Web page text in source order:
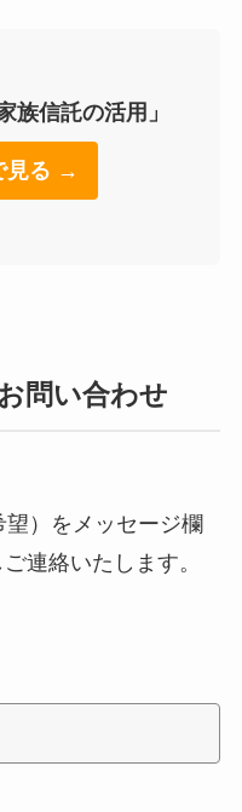
族信託の活用」
見る →
問い合わせ
）をメッセージ欄
連絡いたします。